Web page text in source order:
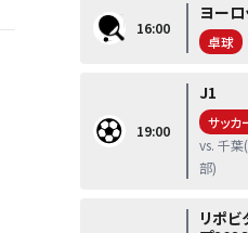
16:00
ヨーロ
卓球
19:00
J1
サッカ
vs. 千葉
部)
リポビ